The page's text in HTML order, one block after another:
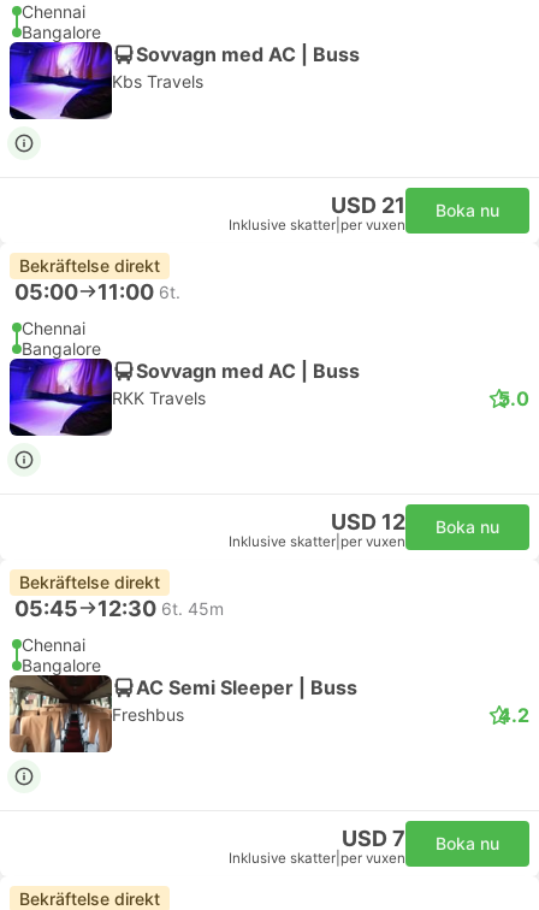
Chennai
Bangalore
Sovvagn med AC | Buss
Kbs Travels
USD 21
Inklusive skatter per vuxen
Boka nu
Bekräftelse direkt
05:00 11:00 6t.
Chennai
Bangalore
Sovvagn med AC | Buss
RKK Travels 5.0
USD 12
Inklusive skatter per vuxen
Boka nu
Bekräftelse direkt
05:45 12:30 6t. 45m
Chennai
Bangalore
AC Semi Sleeper | Buss
Freshbus 4.2
USD 7
Inklusive skatter per vuxen
Boka nu
Bekräftelse direkt